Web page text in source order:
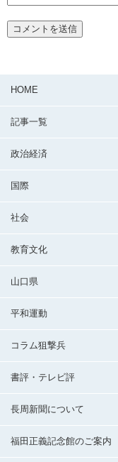
HOME
記事一覧
政治経済
国際
社会
教育文化
山口県
平和運動
コラム狙撃兵
書評・テレビ評
長周新聞について
福田正義記念館のご案内